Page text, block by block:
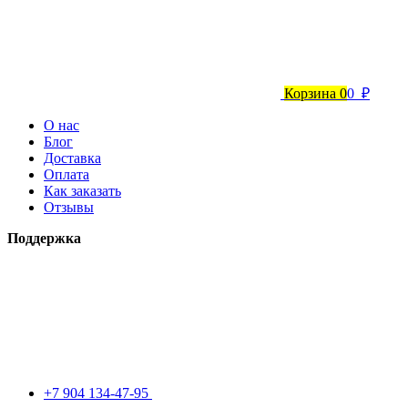
Корзина 00 ₽
О нас
Блог
Доставка
Оплата
Как заказать
Отзывы
Поддержка
+7 904 134-47-95